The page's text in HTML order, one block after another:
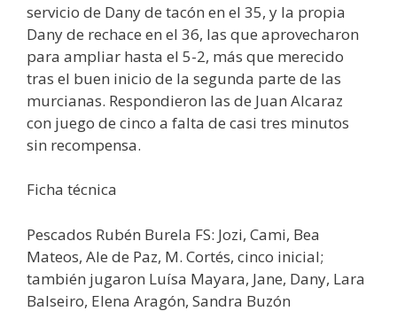
servicio de Dany de tacón en el 35, y la propia
Dany de rechace en el 36, las que aprovecharon
para ampliar hasta el 5-2, más que merecido
tras el buen inicio de la segunda parte de las
murcianas. Respondieron las de Juan Alcaraz
con juego de cinco a falta de casi tres minutos
sin recompensa.
Ficha técnica
Pescados Rubén Burela FS: Jozi, Cami, Bea
Mateos, Ale de Paz, M. Cortés, cinco inicial;
también jugaron Luísa Mayara, Jane, Dany, Lara
Balseiro, Elena Aragón, Sandra Buzón